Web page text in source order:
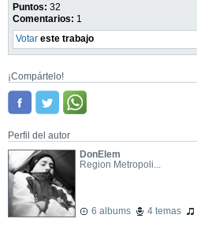
Puntos: 32
Comentarios: 1
Votar este trabajo
¡Compártelo!
Perfil del autor
DonElem
Region Metropoli...
6 albums 4 temas